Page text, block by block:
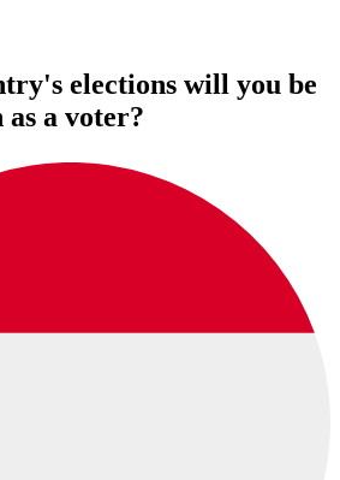
elections will you be
a voter?